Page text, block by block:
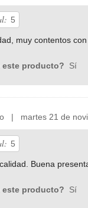
5
muy contentos
este producto? Sí
| martes 21 de
5
Buena
este producto? Sí